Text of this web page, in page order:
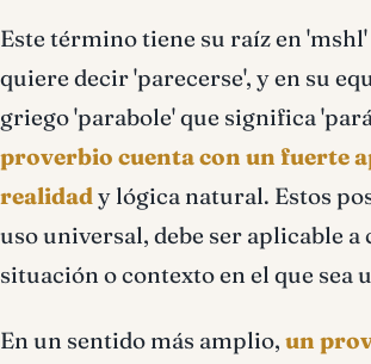
Este término tiene su raíz en 'mshl'
quiere decir 'parecerse', y en su
griego 'parabole' que significa
proverbio cuenta con un fuerte
realidady lógica natural. Estos
uso universal, debe ser aplicable
situación o contexto en el que sea
En un sentido más amplio, un